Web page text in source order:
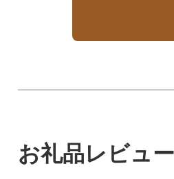
お礼品レビュー